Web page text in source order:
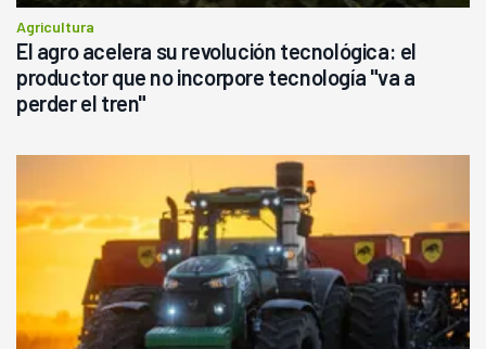
Agricultura
El agro acelera su revolución tecnológica: el
productor que no incorpore tecnología "va a
perder el tren"